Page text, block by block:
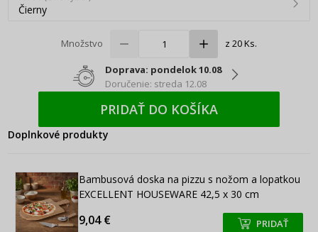
Čierny
Množstvo z 20 Ks.
Doprava: pondelok 10.08
Doručenie: streda 12.08
PRIDAŤ DO KOŠÍKA
Doplnkové produkty
Bambusová doska na pizzu s nožom a lopatkou
EXCELLENT HOUSEWARE 42,5 x 30 cm
9,04 € +
+ PRIDAŤ